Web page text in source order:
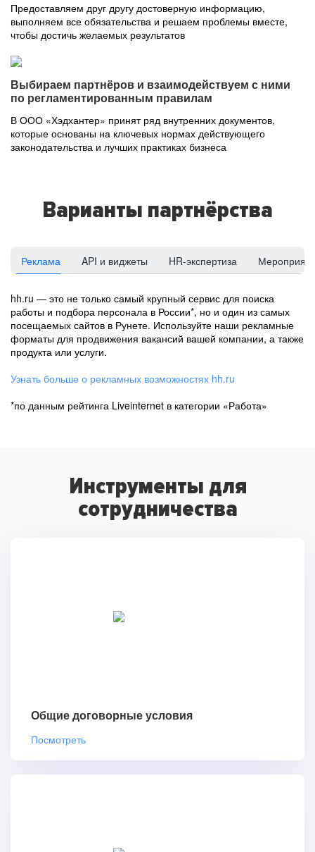
Предоставляем друг другу достоверную информацию,
выполняем все обязательства и решаем проблемы вместе,
чтобы достичь желаемых результатов
Выбираем партнёров и взаимодействуем с ними
по регламентированным правилам
В ООО «Хэдхантер» принят ряд внутренних документов,
которые основаны на ключевых нормах действующего
законодательства и лучших практиках бизнеса
Варианты партнёрства
Реклама API и виджеты HR-экспертиза
hh.ru — это не только самый крупный сервис для поиска
работы и подбора персонала в России*, но и один из самых
посещаемых сайтов в Рунете. Используйте наши рекламные
форматы для продвижения вакансий вашей компании, а также
продукта или услуги.
Узнать больше о рекламных возможностях hh.ru
*по данным рейтинга Liveinternet в категории «Работа»
Инструменты для
сотрудничества
Общие договорные условия
Посмотреть